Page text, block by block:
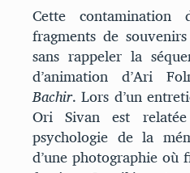
Cette
fragments de
sans rappeler la
d’animation d’Ari
Bachir. Lors d’un
Ori Sivan est
psychologie de la
d’une photographie